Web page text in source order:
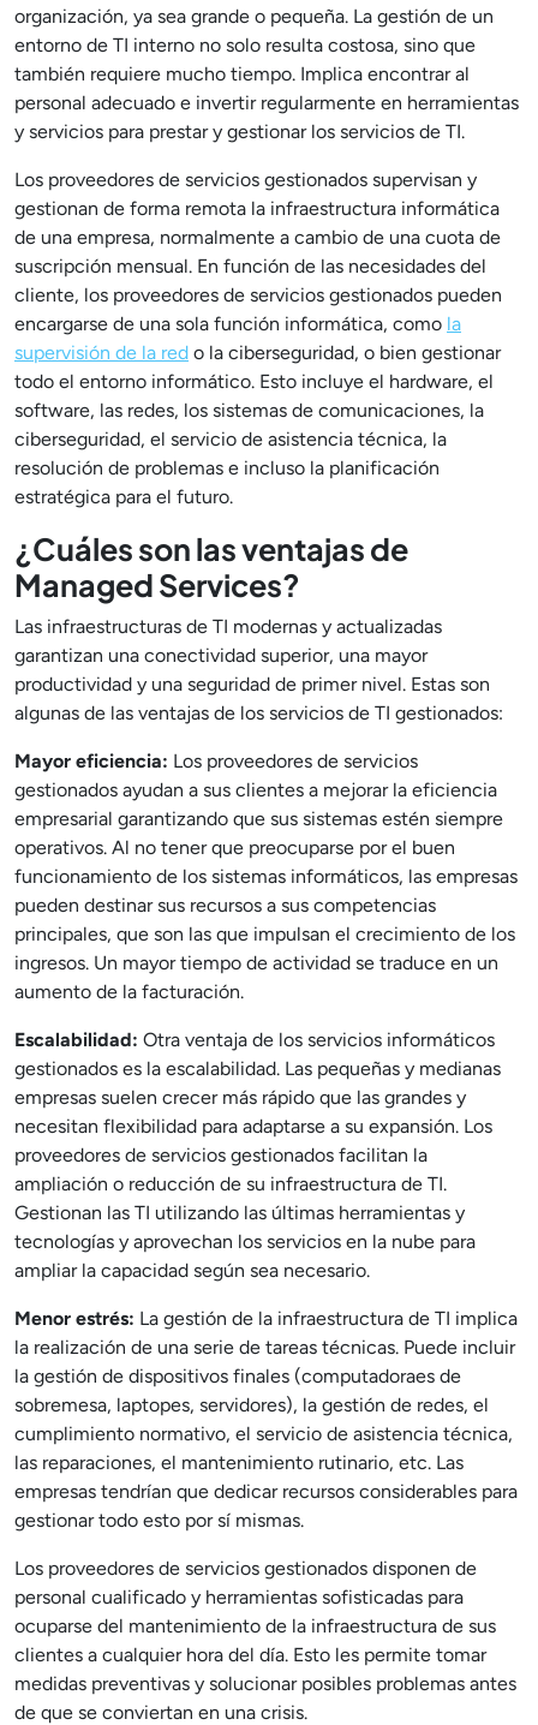
organización, ya sea grande o pequeña. La gestión de un
entorno de TI interno no solo resulta costosa, sino que
también requiere mucho tiempo. Implica encontrar al
personal adecuado e invertir regularmente en herramientas
y servicios para prestar y gestionar los servicios de TI.
Los proveedores de servicios gestionados supervisan y
gestionan de forma remota la infraestructura informática
de una empresa, normalmente a cambio de una cuota de
suscripción mensual. En función de las necesidades del
cliente, los proveedores de servicios gestionados pueden
encargarse de una sola función informática, como la
supervisión de la red o la ciberseguridad, o bien gestionar
todo el entorno informático. Esto incluye el hardware, el
software, las redes, los sistemas de comunicaciones, la
ciberseguridad, el servicio de asistencia técnica, la
resolución de problemas e incluso la planificación
estratégica para el futuro.
¿Cuáles son las ventajas de
Managed Services?
Las infraestructuras de TI modernas y actualizadas
garantizan una conectividad superior, una mayor
productividad y una seguridad de primer nivel. Estas son
algunas de las ventajas de los servicios de TI gestionados:
Mayor eficiencia: Los proveedores de servicios
gestionados ayudan a sus clientes a mejorar la eficiencia
empresarial garantizando que sus sistemas estén siempre
operativos. Al no tener que preocuparse por el buen
funcionamiento de los sistemas informáticos, las empresas
pueden destinar sus recursos a sus competencias
principales, que son las que impulsan el crecimiento de los
ingresos. Un mayor tiempo de actividad se traduce en un
aumento de la facturación.
Escalabilidad: Otra ventaja de los servicios informáticos
gestionados es la escalabilidad. Las pequeñas y medianas
empresas suelen crecer más rápido que las grandes y
necesitan flexibilidad para adaptarse a su expansión. Los
proveedores de servicios gestionados facilitan la
ampliación o reducción de su infraestructura de TI.
Gestionan las TI utilizando las últimas herramientas y
tecnologías y aprovechan los servicios en la nube para
ampliar la capacidad según sea necesario.
Menor estrés: La gestión de la infraestructura de TI implica
la realización de una serie de tareas técnicas. Puede incluir
la gestión de dispositivos finales (computadoraes de
sobremesa, laptopes, servidores), la gestión de redes, el
cumplimiento normativo, el servicio de asistencia técnica,
las reparaciones, el mantenimiento rutinario, etc. Las
empresas tendrían que dedicar recursos considerables para
gestionar todo esto por sí mismas.
Los proveedores de servicios gestionados disponen de
personal cualificado y herramientas sofisticadas para
ocuparse del mantenimiento de la infraestructura de sus
clientes a cualquier hora del día. Esto les permite tomar
medidas preventivas y solucionar posibles problemas antes
de que se conviertan en una crisis.